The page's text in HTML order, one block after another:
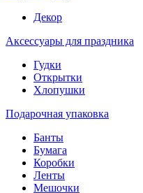
Декор
Аксессуары для праздника
Гудки
Открытки
Хлопушки
Подарочная упаковка
Банты
Бумага
Коробки
Ленты
Мешочки